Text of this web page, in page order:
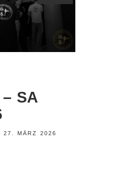
SA
27. MÄRZ 2026